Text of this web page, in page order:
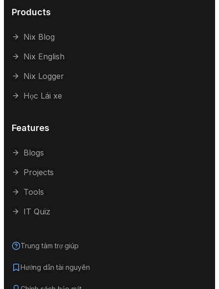
Products
Nix Blog
Nix English
Nix Logger
Học Lái xe
Features
Blogs
Projects
Tools
IT Quiz
Trung tâm trợ giúp
Hướng dẫn tài nguyên